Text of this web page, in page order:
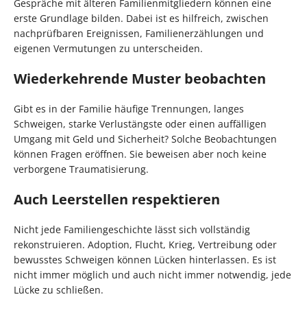
Gespräche mit älteren Familienmitgliedern können eine
erste Grundlage bilden. Dabei ist es hilfreich, zwischen
nachprüfbaren Ereignissen, Familienerzählungen und
eigenen Vermutungen zu unterscheiden.
Wiederkehrende Muster beobachten
Gibt es in der Familie häufige Trennungen, langes
Schweigen, starke Verlustängste oder einen auffälligen
Umgang mit Geld und Sicherheit? Solche Beobachtungen
können Fragen eröffnen. Sie beweisen aber noch keine
verborgene Traumatisierung.
Auch Leerstellen respektieren
Nicht jede Familiengeschichte lässt sich vollständig
rekonstruieren. Adoption, Flucht, Krieg, Vertreibung oder
bewusstes Schweigen können Lücken hinterlassen. Es ist
nicht immer möglich und auch nicht immer notwendig, jede
Lücke zu schließen.